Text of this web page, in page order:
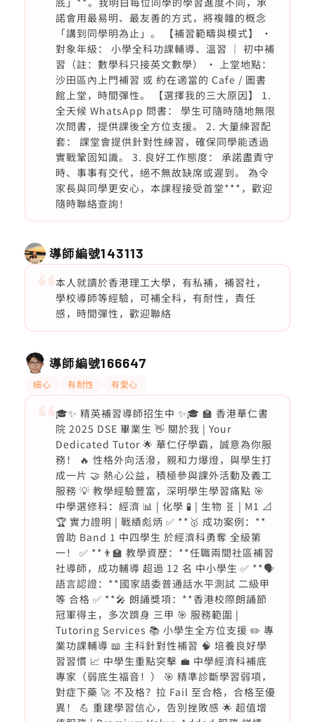
諾會用最易明、最友善的方式，將複雜的概念
「講到同學明為止」。 【補習範疇與模式】 •
對象年級： 小學全科功課輔導、溫習 ｜ 初中補
習（註：數學科只接英文數學） • 上堂地點：
沙田區內上門補習 或 約在適當的 Cafe / 圖書
館上堂，時間彈性。 【選擇我的三大原因】 1.
全天候 WhatsApp 問書： 學生可隨時隨地無限
次問書，提供課後全方位支援。 2. 大量練習配
套： 課堂會提供針對性練習，確保同學能透過
實戰鞏固知識。 3. 良好工作態度： 承諾盡責守
時、事事有交代，絕不無故缺席或遲到。 為令
家長與同學更安心，本課程接受首堂***，歡迎
隨時聯絡查詢！
導師編號143113
本人就讀於香港理工大學，有私補，補習社，
學校導師等經驗，可補全科，有耐性，責任
感，時間彈性，歡迎聯絡
導師編號166647
細心 有耐性 有愛心
🎓✨ 精英補習導師招生中 ✨🎓 🏫 香港華仁書
院 2025 DSE 畢業生 👋 關於我 | Your
Dedicated Tutor 🌟 華仁仔學霸，誠意為你服
務！ 🔥 性格外向活潑，親和力爆燈，與學生打
成一片 🤝 熱心公益，積極參與課外活動及義工
服務 💡 教學經驗豐富，深明學生學習痛點 🎯
中學選修科：經濟 📊 | 化學 🧪 | 生物 🧬 | M1 📐
🏆 實力證明 | 戰績彪炳 ✅ **🥇 成功案例：**
曾助 Band 1 中四學生 於經濟科勇奪 全級第
一！ ✅ **👨‍🏫 教學資歷：**任職兩間社區補習
社導師，成功輔導 超過 12 名 中小學生 ✅ **🗣️
語言認證：**國家語委普通話水平測試 二級甲
等 合格 ✅ **🎤 朗誦獎項：**香港校際朗誦節
冠軍得主，多次躋身 三甲 🎯 服務範圍 |
Tutoring Services 📚 小學生全方位支援 ✏️ 專
業功課輔導 📖 主科針對性補習 🧠 培養良好學
習習慣 📈 中學生重點突擊 💼 中學經濟科補底
專家（弱底生福音！） 🎯 精準診斷學習弱項，
對症下藥 🚀 不及格？拉 Fail 至合格，合格至優
異！ 💪 重建學習信心，告別挫敗感 🌟 超值增